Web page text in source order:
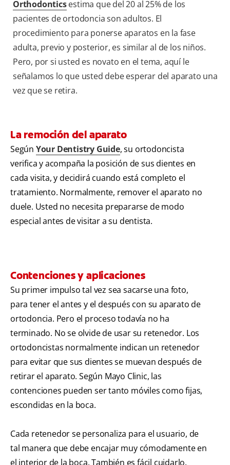
Orthodonticsestima que del 20 al 25% de los
pacientes de ortodoncia son adultos. El
procedimiento para ponerse aparatos en la fase
adulta, previo y posterior, es similar al de los niños.
Pero, por si usted es novato en el tema, aquí le
señalamos lo que usted debe esperar del aparato una
vez que se retira.
La remoción del aparato
Según Your Dentistry Guide, su ortodoncista
verifica y acompaña la posición de sus dientes en
cada visita, y decidirá cuando está completo el
tratamiento. Normalmente, remover el aparato no
duele. Usted no necesita prepararse de modo
especial antes de visitar a su dentista.
Contenciones y aplicaciones
Su primer impulso tal vez sea sacarse una foto,
para tener el antes y el después con su aparato de
ortodoncia. Pero el proceso todavía no ha
terminado. No se olvide de usar su retenedor. Los
ortodoncistas normalmente indican un retenedor
para evitar que sus dientes se muevan después de
retirar el aparato. Según Mayo Clinic, las
contenciones pueden ser tanto móviles como fijas,
escondidas en la boca.
Cada retenedor se personaliza para el usuario, de
tal manera que debe encajar muy cómodamente en
el interior de la boca. También es fácil cuidarlo.